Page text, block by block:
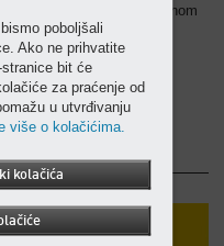
s električnim pogonom
grlo u opskrbi
poboljšali
Ako ne prihvatite
bit će
za praćenje od
u utvrđivanju
više o kolačićima.
kolačića